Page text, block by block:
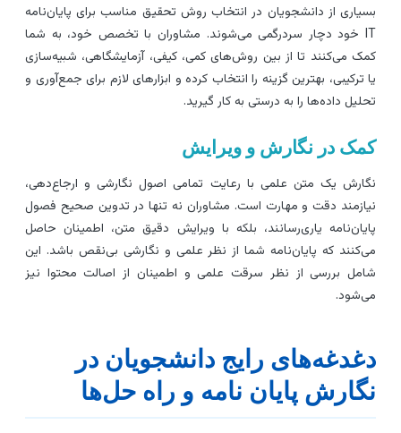
از دانشجویان در انتخاب روش تحقیق مناسب برای پایان‌نامه
IT خود دچار سردرگمی می‌شوند. مشاوران با تخصص خود، به شما
می‌کنند تا از بین روش‌های کمی، کیفی، آزمایشگاهی، شبیه‌سازی
ترکیبی، بهترین گزینه را انتخاب کرده و ابزارهای لازم برای جمع‌آوری و
داده‌ها را به درستی به کار گیرید.
در نگارش و ویرایش
یک متن علمی با رعایت تمامی اصول نگارشی و ارجاع‌دهی،
دقت و مهارت است. مشاوران نه تنها در تدوین صحیح فصول
یاری‌رسانند، بلکه با ویرایش دقیق متن، اطمینان حاصل
که پایان‌نامه شما از نظر علمی و نگارشی بی‌نقص باشد. این
بررسی از نظر سرقت علمی و اطمینان از اصالت محتوا نیز
رایج دانشجویان در
پایان نامه و راه حل‌ها